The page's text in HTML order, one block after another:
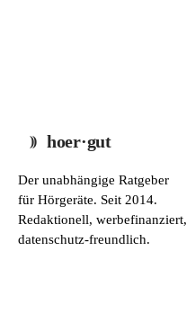
hoer·gut
Der unabhängige Ratgeber
für Hörgeräte. Seit 2014.
Redaktionell, werbefinanziert,
datenschutz-freundlich.